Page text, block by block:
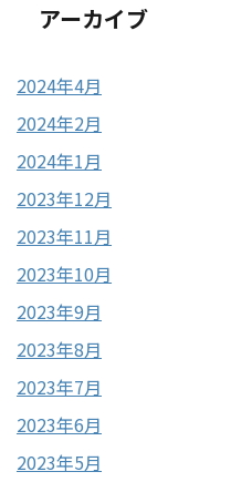
アーカイブ
2024年4月
2024年2月
2024年1月
2023年12月
2023年11月
2023年10月
2023年9月
2023年8月
2023年7月
2023年6月
2023年5月